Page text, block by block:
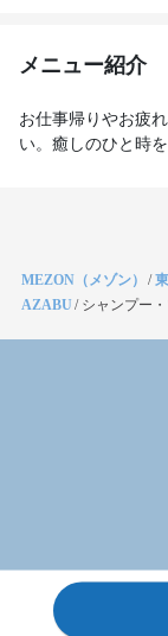
メニュー紹介
お仕事帰りやお疲
い。癒しのひと時
MEZON（メゾン） /
AZABU/ シャンプー